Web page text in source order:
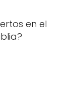
en el